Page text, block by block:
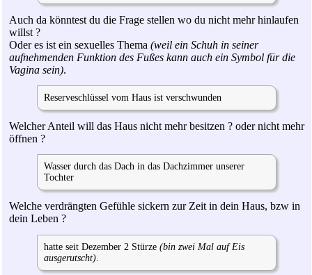
Auch da könntest du die Frage stellen wo du nicht mehr hinlaufen
willst ?
Oder es ist ein sexuelles Thema (weil ein Schuh in seiner
aufnehmenden Funktion des Fußes kann auch ein Symbol für die
Vagina sein).
Reserveschlüssel vom Haus ist verschwunden
Welcher Anteil will das Haus nicht mehr besitzen ? oder nicht mehr
öffnen ?
Wasser durch das Dach in das Dachzimmer unserer
Tochter
Welche verdrängten Gefühle sickern zur Zeit in dein Haus, bzw in
dein Leben ?
hatte seit Dezember 2 Stürze (bin zwei Mal auf Eis
ausgerutscht)